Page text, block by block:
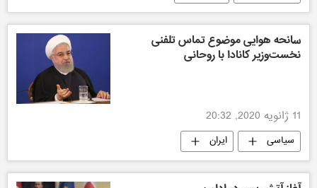
سانحه هوایی موضوع تماس تلفنی
نخست‌وزیر کانادا با روحانی
11 ژانویه 2020, 20:32
سیاسی ایران